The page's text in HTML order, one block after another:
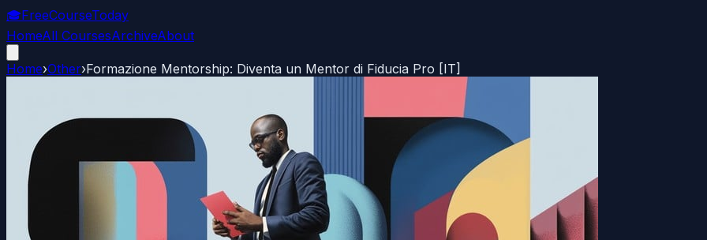
🎓FreeCourseToday
HomeAll CoursesArchiveAbout
Home›Other›Formazione Mentorship: Diventa un Mentor di Fiducia Pro [IT]